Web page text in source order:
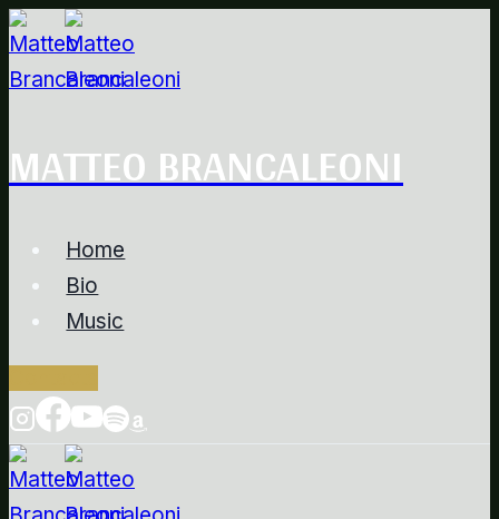
Salta
al
contenuto
MATTEO BRANCALEONI
Home
Bio
Music